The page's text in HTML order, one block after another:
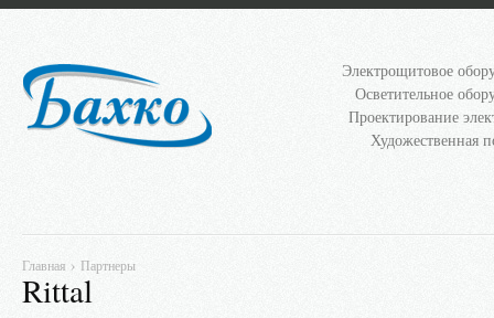
Электрощитовое
Осветительное
Проектирование
Художественная
Главная › Партнеры
Rittal